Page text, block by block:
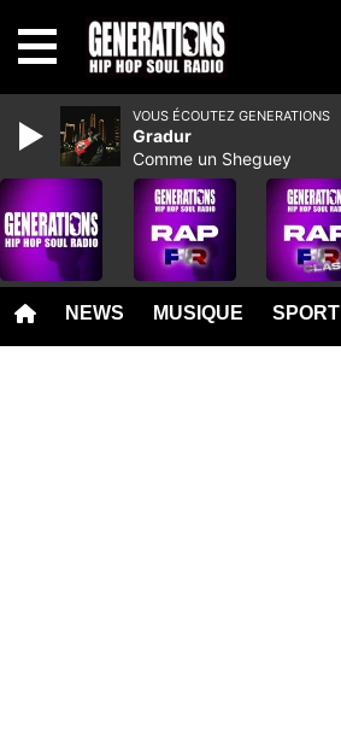
NEWS MUSIQUE SPORT
VOUS ÉCOUTEZ GENERATIONS
Gradur
Comme un Sheguey